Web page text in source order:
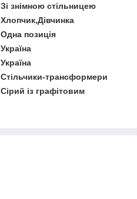
Зі знімною стільницею
Хлопчик,Дівчинка
Одна позиція
Україна
Україна
Стільчики-трансформери
Сірий із графітовим